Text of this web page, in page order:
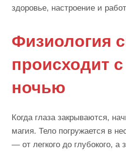
здоровье, настроение и
Физиология
происходит
ночью
Когда глаза закрываются,
магия. Тело погружается в
— от легкого до глубокого, а